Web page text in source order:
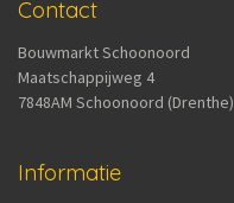
Contact
Bouwmarkt Schoonoord
Maatschappijweg 4
7848AM Schoonoord (Drenthe)
Informatie